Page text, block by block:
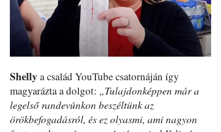
Shelly a család YouTube csatornáján így
magyarázta a dolgot: „Tulajdonképpen már a
legelső randevúnkon beszéltünk az
örökbefogadásról, és ez olyasmi, ami nagyon